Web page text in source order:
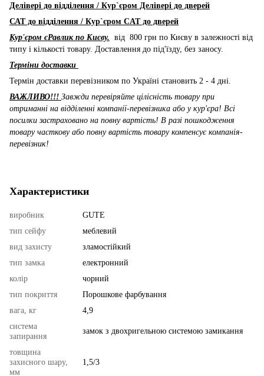
Делівері до відділення / Кур`єром Делівері до дверей
САТ до відділення / Кур`єром CAT до дверей
Кур'єром єРавлик по Києву. від 800 грн по Києву в залежності від
типу і кількості товару. Доставлення до під'їзду, без заносу.
Терміни доставки
Термін доставки перевізником по Україні становить 2 - 4 дні.
ВАЖЛИВО!!! Завжди перевіряйте цілісність товару при
отриманні на відділенні компанії-перевізника або у кур'єра! Всі
посилки застраховано на повну вартість! В разі пошкодження
товару часткову або повну вартість товару компенсує компанія-
перевізник!
Характеристики
виробник
GUTE
тип сейфу
меблевий
вид захисту
зламостійкий
тип замка
електронний
колір
чорний
тип покриття
Порошкове фарбування
вага, кг
4,9
система
запирання
замок з двохригельною системою замикання
товщина
захисного шару,
мм
1,5/3